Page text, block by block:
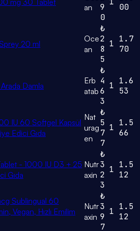
mg 30 Tablet
an
9
0
00
20 ml
Oce
an
₺
2
8
5
1
1.7
70
Damla
Erb
atab
₺
4
6
3
1
1.6
53
IU 60 Softgel Kapsül
Edici Gıda
Nat
urag
en
₺
5
7
7
1
1.5
66
- 1000 IU D3 + 25
Gıda
Nutr
axin
₺
3
2
3
1
1.5
12
Sublingual 60
Vegan, Hızlı Emilim
Nutr
axin
₺
3
9
7
1
1.5
12